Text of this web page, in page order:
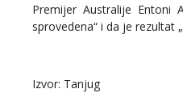
Premijer Australije Entoni
sprovedena“ i da je rezultat
Izvor: Tanjug